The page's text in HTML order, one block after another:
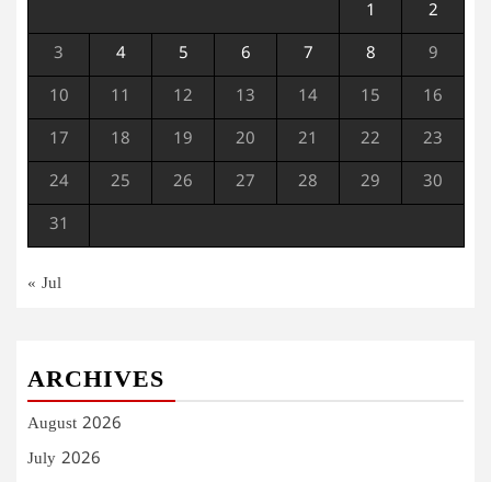
1 2
3 4 5 6 7 8 9
10 11 12 13 14 15 16
17 18 19 20 21 22 23
24 25 26 27 28 29 30
31
« Jul
ARCHIVES
August 2026
July 2026